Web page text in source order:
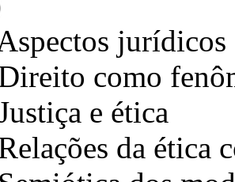
jurídicos
como
e ética
da ética